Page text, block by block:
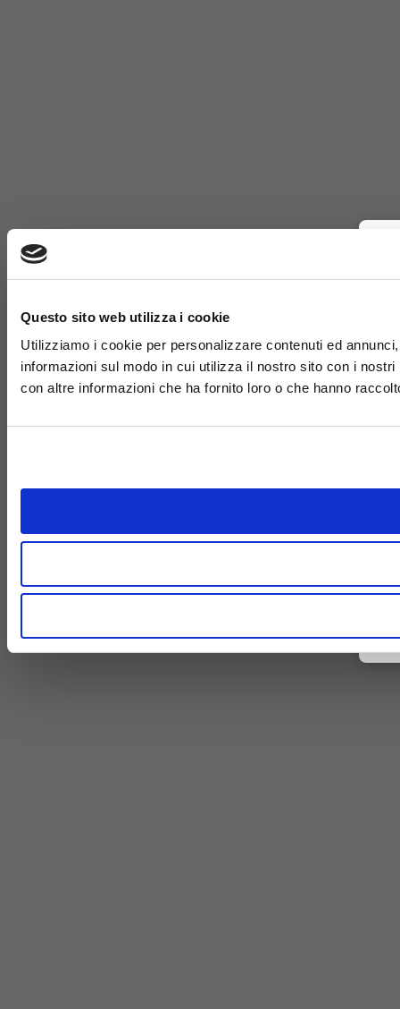
Questo sito web utilizza i cookie
Utilizziamo i cookie per personalizzare contenuti ed
informazioni sul modo in cui utilizza il nostro sito con i
con altre informazioni che ha fornito loro o che hanno